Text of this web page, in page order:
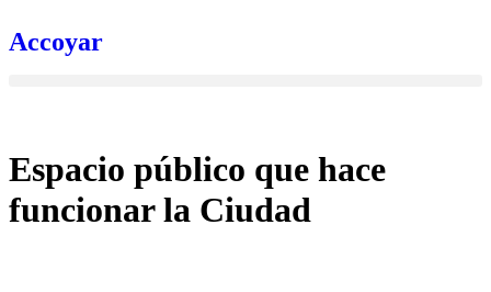
Accoyar
Espacio público que hace
funcionar la Ciudad